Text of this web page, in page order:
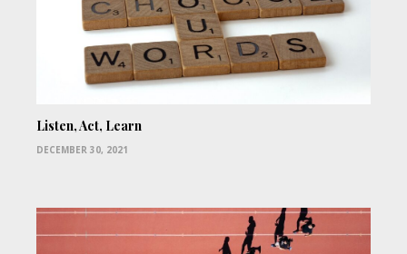
Listen, Act, Learn
DECEMBER 30, 2021